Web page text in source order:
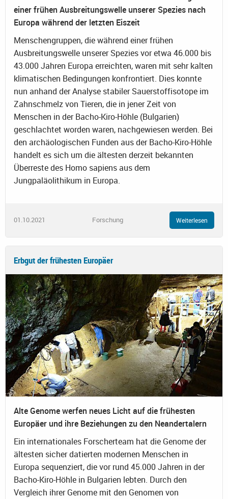
einer frühen Ausbreitungswelle unserer Spezies nach
Europa während der letzten Eiszeit
Menschengruppen, die während einer frühen
Ausbreitungswelle unserer Spezies vor etwa 46.000 bis
43.000 Jahren Europa erreichten, waren mit sehr kalten
klimatischen Bedingungen konfrontiert. Dies konnte
nun anhand der Analyse stabiler Sauerstoffisotope im
Zahnschmelz von Tieren, die in jener Zeit von
Menschen in der Bacho-Kiro-Höhle (Bulgarien)
geschlachtet worden waren, nachgewiesen werden. Bei
den archäologischen Funden aus der Bacho-Kiro-Höhle
handelt es sich um die ältesten derzeit bekannten
Überreste des Homo sapiens aus dem
Jungpaläolithikum in Europa.
01.10.2021 Forschung Weiterlesen
Erbgut der frühesten Europäer
Alte Genome werfen neues Licht auf die frühesten
Europäer und ihre Beziehungen zu den Neandertalern
Ein internationales Forscherteam hat die Genome der
ältesten sicher datierten modernen Menschen in
Europa sequenziert, die vor rund 45.000 Jahren in der
Bacho-Kiro-Höhle in Bulgarien lebten. Durch den
Vergleich ihrer Genome mit den Genomen von